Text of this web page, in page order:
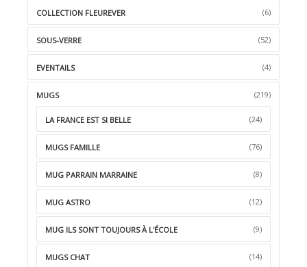
COLLECTION FLEUREVER (6)
SOUS-VERRE (52)
EVENTAILS (4)
MUGS (219)
LA FRANCE EST SI BELLE (24)
MUGS FAMILLE (76)
MUG PARRAIN MARRAINE (8)
MUG ASTRO (12)
MUG ILS SONT TOUJOURS À L'ÉCOLE (9)
MUGS CHAT (14)